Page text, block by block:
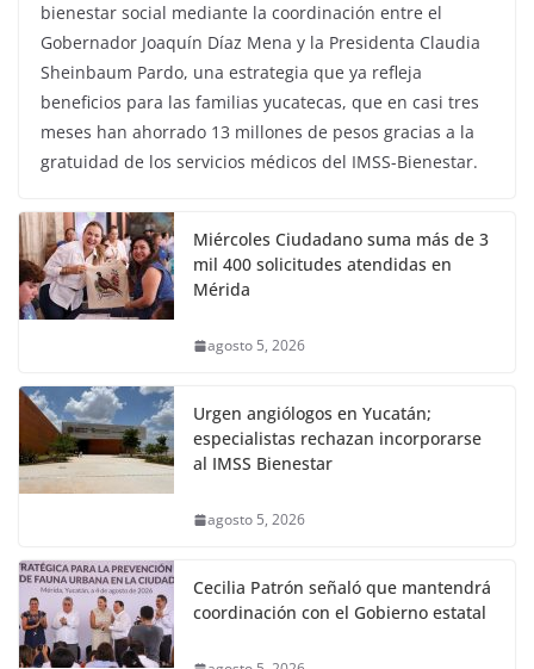
bienestar social mediante la coordinación entre el
Gobernador Joaquín Díaz Mena y la Presidenta Claudia
Sheinbaum Pardo, una estrategia que ya refleja
beneficios para las familias yucatecas, que en casi tres
meses han ahorrado 13 millones de pesos gracias a la
gratuidad de los servicios médicos del IMSS-Bienestar.
Miércoles Ciudadano suma más de 3
mil 400 solicitudes atendidas en
Mérida
agosto 5, 2026
Urgen angiólogos en Yucatán;
especialistas rechazan incorporarse
al IMSS Bienestar
agosto 5, 2026
Cecilia Patrón señaló que mantendrá
coordinación con el Gobierno estatal